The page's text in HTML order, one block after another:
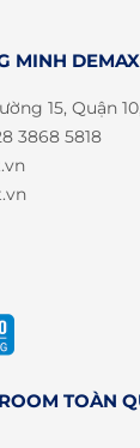
MINH DEMAX
15, Quận
3868 5818
TOÀN